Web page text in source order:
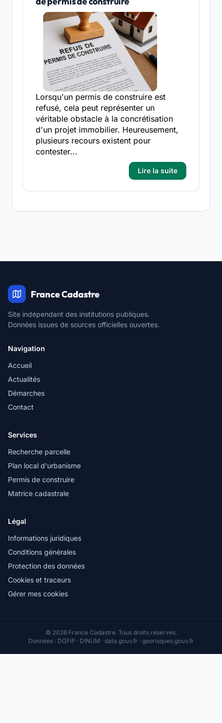
Lorsqu'un permis de construire est
refusé, cela peut représenter un
véritable obstacle à la concrétisation
d'un projet immobilier. Heureusement,
plusieurs recours existent pour
contester...
Lire la suite
France Cadastre
Site indépendant des institutions publiques.
Données issues de sources officielles ouvertes.
Navigation
Accueil
Actualités
Démarches
Contact
Services
Recherche parcelle
Plan local d'urbanisme
Permis de construire
Matrice cadastrale
Légal
Informations juridiques
Conditions générales
Protection des données
Cookies et traceurs
Gérer mes cookies
© 2026 France Cadastre. Tous droits réservés.
Données : DGFiP · DINUM · data.gouv.fr · georisques.gouv.fr